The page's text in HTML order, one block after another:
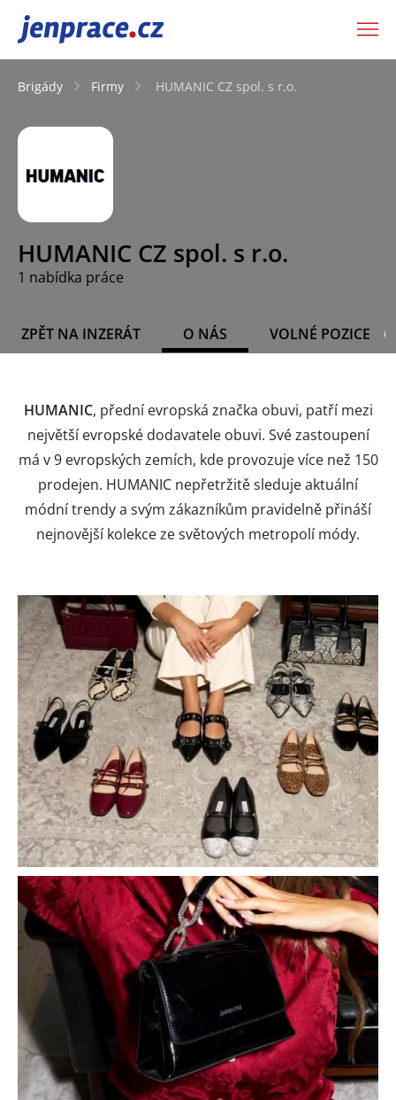
JenPráce.cz
Brigády Firmy HUMANIC CZ spol. s r.o.
HUMANIC CZ spol. s r.o.
1 nabídka práce
ZPĚT NA INZERÁT O NÁS VOLNÉ POZICE
HUMANIC, přední evropská značka obuvi, patří mezi
největší evropské dodavatele obuvi. Své zastoupení
má v 9 evropských zemích, kde provozuje více než 150
prodejen. HUMANIC nepřetržitě sleduje aktuální
módní trendy a svým zákazníkům pravidelně přináší
nejnovější kolekce ze světových metropolí módy.